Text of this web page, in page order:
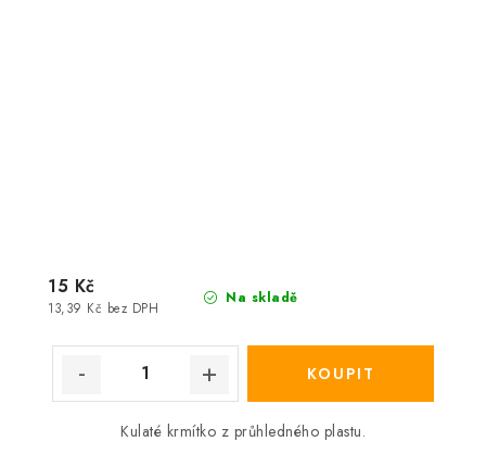
Na skladě
13,39 Kč bez DPH
15 Kč
Kulaté krmítko z průhledného plastu.